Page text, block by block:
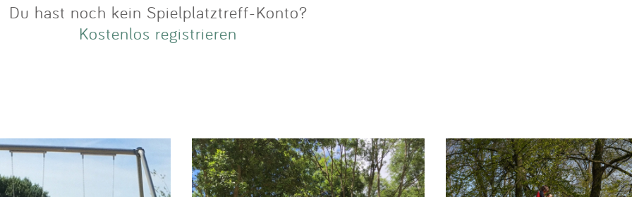
Du hast noch kein Spielplatztreff-Konto?
Kostenlos registrieren